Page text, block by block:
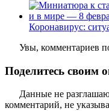
Коронавирус:
Увы, комментариев
Поделитесь своим
Данные не
комментарий, не